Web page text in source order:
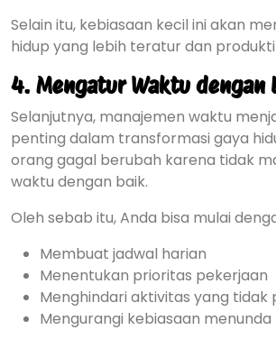
Selain itu, kebiasaan kecil ini akan
hidup yang lebih teratur dan
4. Mengatur Waktu dengan
Selanjutnya, manajemen waktu
penting dalam transformasi gaya
orang gagal berubah karena tidak
waktu dengan baik.
Oleh sebab itu, Anda bisa mulai
Membuat jadwal harian
Menentukan prioritas pekerjaan
Menghindari aktivitas yang tidak
Mengurangi kebiasaan menunda